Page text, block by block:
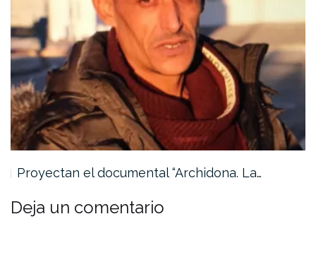
Proyectan el documental “Archidona. La…
Deja un comentario